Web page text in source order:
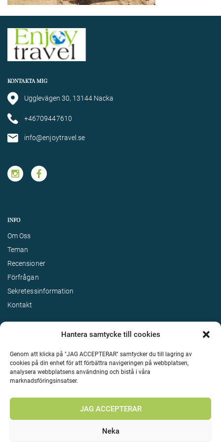
Hantera samtycke till cookies
Genom att klicka på "JAG ACCEPTERAR" samtycker du till lagring av
cookies på din enhet för att förbättra navigeringen på webbplatsen,
analysera webbplatsens användning och bistå i våra
marknadsföringsinsatser.
JAG ACCEPTERAR
Neka
KONTAKTA MIG
Ugglevägen 30, 13144 Nacka
+46709447610
info@enjoytravel.se
INFO
Om Oss
Teman
Recensioner
Förfrågan
Sekretessinformation
Kontakt
Upphovsrätt 2026 Enjoy Travel Alla rättigheter reserverade